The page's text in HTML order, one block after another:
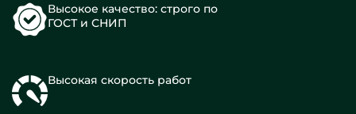
Высокое качество: строго по
ГОСТ и СНИП
Высокая скорость работ